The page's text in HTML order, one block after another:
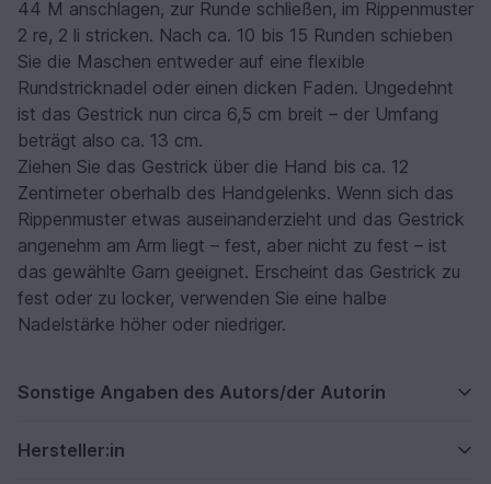
44 M anschlagen, zur Runde schließen, im Rippenmuster
2 re, 2 li stricken. Nach ca. 10 bis 15 Runden schieben
Sie die Maschen entweder auf eine flexible
Rundstricknadel oder einen dicken Faden. Ungedehnt
ist das Gestrick nun circa 6,5 cm breit – der Umfang
beträgt also ca. 13 cm.
Ziehen Sie das Gestrick über die Hand bis ca. 12
Zentimeter oberhalb des Handgelenks. Wenn sich das
Rippenmuster etwas auseinanderzieht und das Gestrick
angenehm am Arm liegt – fest, aber nicht zu fest – ist
das gewählte Garn geeignet. Erscheint das Gestrick zu
fest oder zu locker, verwenden Sie eine halbe
Nadelstärke höher oder niedriger.
Sonstige Angaben des Autors/der Autorin
Hersteller:in